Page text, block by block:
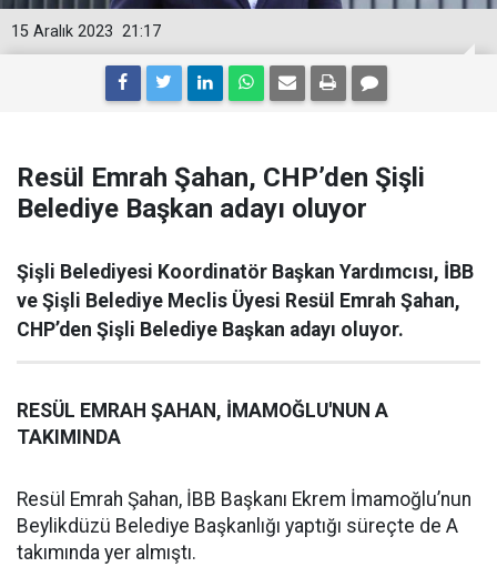
21:17
15 Aralık 2023
Resül Emrah Şahan, CHP’den Şişli
Belediye Başkan adayı oluyor
Şişli Belediyesi Koordinatör Başkan Yardımcısı, İBB
ve Şişli Belediye Meclis Üyesi Resül Emrah Şahan,
CHP’den Şişli Belediye Başkan adayı oluyor.
RESÜL EMRAH ŞAHAN, İMAMOĞLU'NUN A
TAKIMINDA
Resül Emrah Şahan, İBB Başkanı Ekrem İmamoğlu’nun
Beylikdüzü Belediye Başkanlığı yaptığı süreçte de A
takımında yer almıştı.